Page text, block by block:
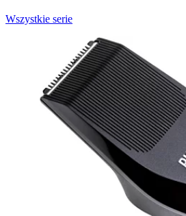
Wszystkie serie